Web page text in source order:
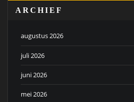
ARCHIEF
augustus 2026
juli 2026
juni 2026
mei 2026